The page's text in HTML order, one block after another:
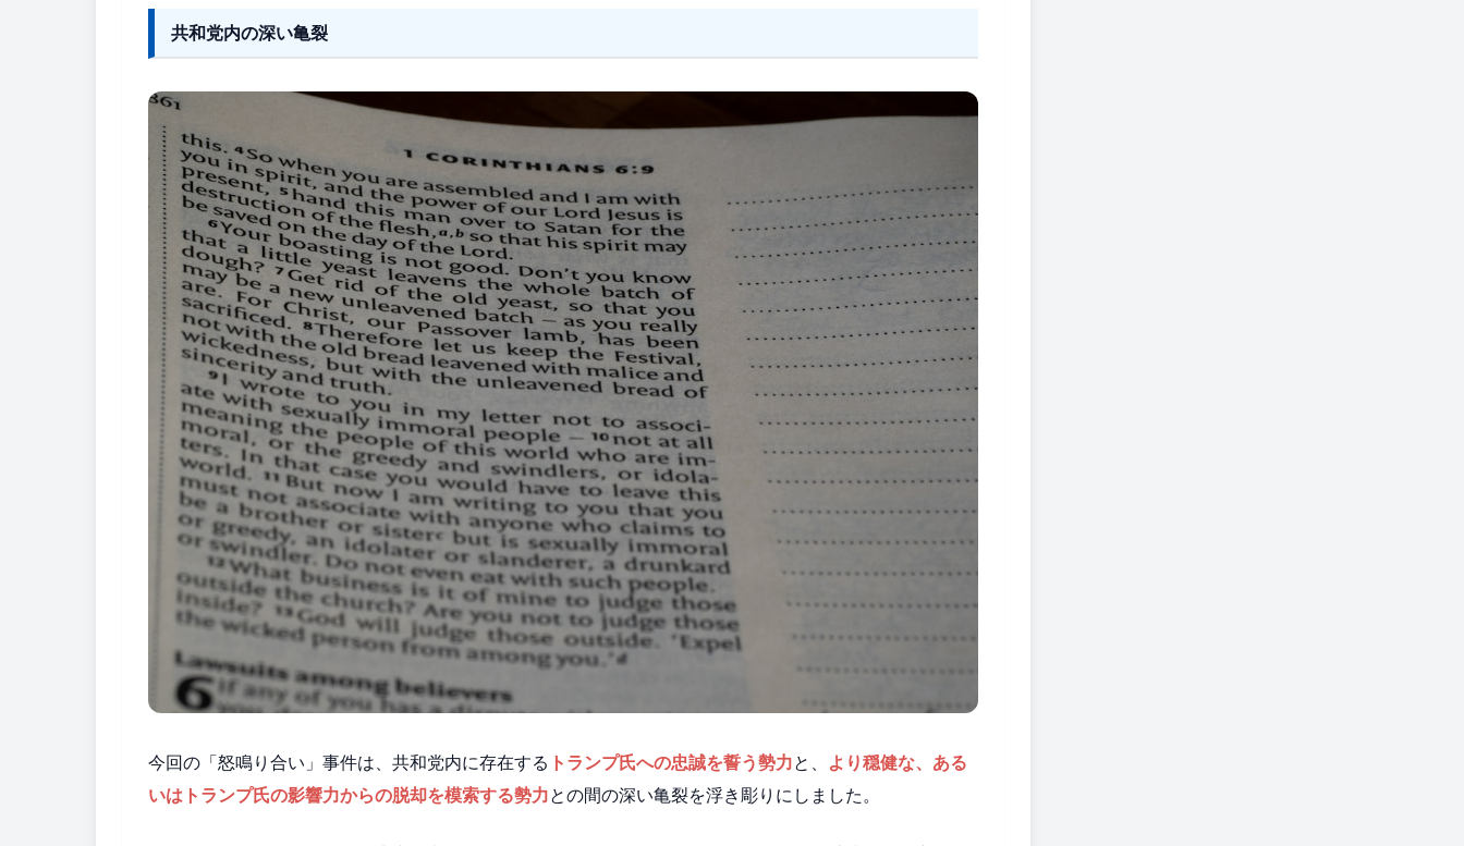
共和党内の深い亀裂
今回の「怒鳴り合い」事件は、共和党内に存在する トランプ氏への忠誠を誓う勢力と、 より穏健な、ある
いはトランプ氏の影響力からの脱却を模索する勢力との間の深い亀裂を浮き彫りにしました。